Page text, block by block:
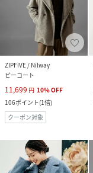
ZIPFIVE / Nilway
ピーコート
11,699 円 10%OFF
106ポイント(1倍)
クーポン対象